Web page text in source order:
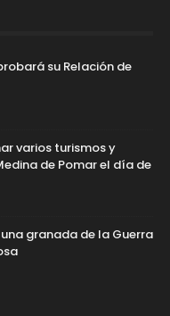
su Relación de
varios turismos y
de Pomar el día de
granada de la Guerra